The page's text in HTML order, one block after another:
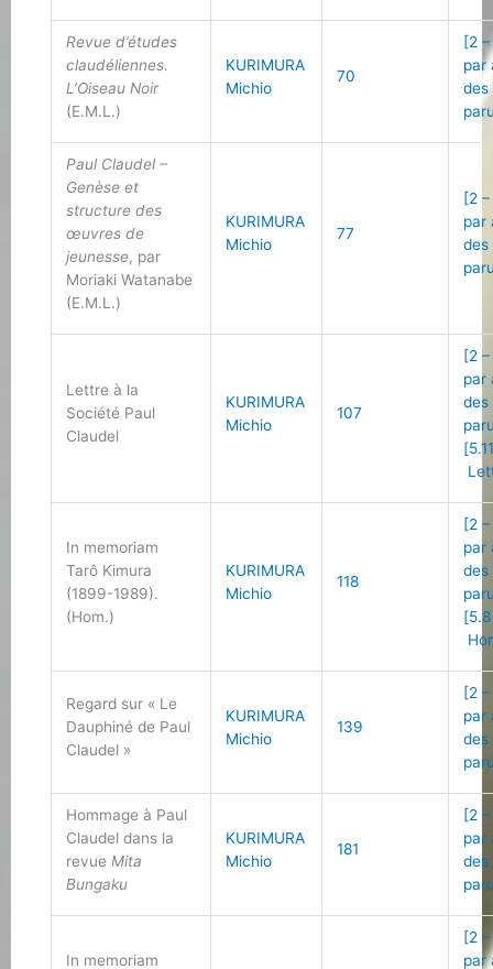
Revue d’études
claudéliennes.
L’Oiseau Noir
(E.M.L.)
KURIMURA
Michio
70
[2
par
des
Paul Claudel –
Genèse et
structure des
œuvres de
jeunesse, par
Moriaki Watanabe
(E.M.L.)
KURIMURA
Michio
77
[2
par
des
Lettre à la
Société Paul
Claudel
KURIMURA
Michio
107
[2
par
des
In memoriam
Tarô Kimura
(1899-1989).
(Hom.)
KURIMURA
Michio
118
[2
par
des
Regard sur « Le
Dauphiné de Paul
Claudel »
KURIMURA
Michio
139
[2
par
des
Hommage à Paul
Claudel dans la
revue Mita
Bungaku
KURIMURA
Michio
181
[2
par
des
In memoriam
[2
par